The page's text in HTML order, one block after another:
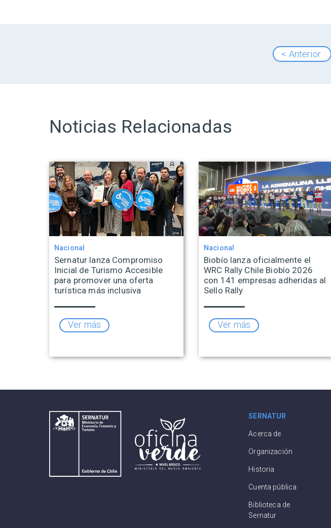
< Anterior
Noticias Relacionadas
Nacional
Sernatur lanza Compromiso
Inicial de Turismo Accesible
para promover una oferta
turística más inclusiva
Ver más
Nacional
Biobío lanza oficialmente el
WRC Rally Chile Biobío 2026
con 141 empresas adheridas al
Sello Rally
Ver más
SERNATUR
Acerca de
Organización
Historia
Cuenta pública
Biblioteca de
Sernatur